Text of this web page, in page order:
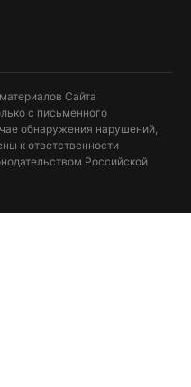
Сайта
с письменного
обнаружения нарушений,
к ответственности
Российской